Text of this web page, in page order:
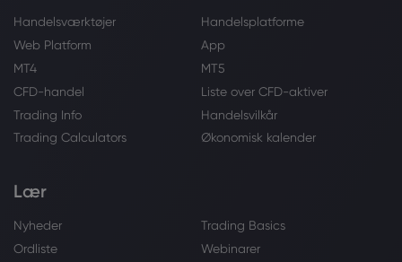
Handelsværktøjer
Handelsplatforme
Web Platform
App
MT4
MT5
CFD-handel
Liste over CFD-aktiver
Trading Info
Handelsvilkår
Trading Calculators
Økonomisk kalender
Lær
Nyheder
Trading Basics
Ordliste
Webinarer